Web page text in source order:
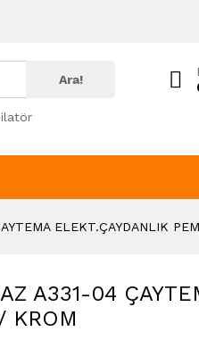
Ara!
ELEKT.ÇAYDANLIK
A331-04
KROM